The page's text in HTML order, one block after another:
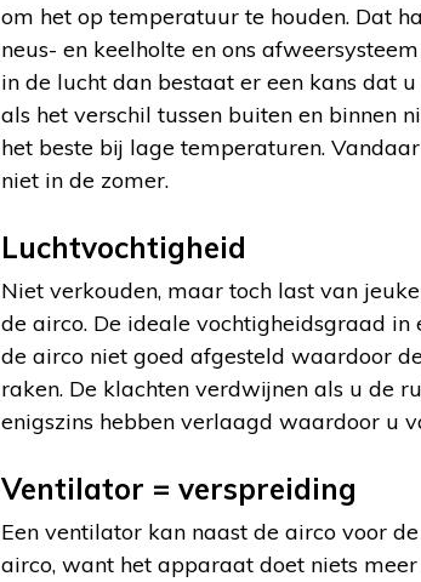
om het op temperatuur te houden. Dat
neus- en keelholte en ons
in de lucht dan bestaat er een kans dat
als het verschil tussen buiten en binnen
het beste bij lage temperaturen.
niet in de zomer.
Luchtvochtigheid
Niet verkouden, maar toch last van
de airco. De ideale vochtigheidsgraad
de airco niet goed afgesteld waardoor
raken. De klachten verdwijnen als u de
enigszins hebben verlaagd waardoor u
Ventilator = verspreiding
Een ventilator kan naast de airco voor
airco, want het apparaat doet niets